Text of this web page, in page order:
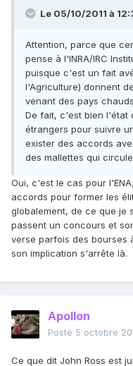
Le 05/10/2011 à
Attention, parce que
pense à l'INRA/IRC
puisque c'est un fait
l'Agriculture) donnent
venant des pays
De fait, c'est bien l'état
étrangers pour suivre
exister des accords
des mallettes qui
Oui, c'est le cas pour
accords pour former les
globalement, de ce que je
passent un concours et
verse parfois des bourses
son implication s'arrête là.
Apollon
Posté 5 octobre
Ce que dit John Ross est